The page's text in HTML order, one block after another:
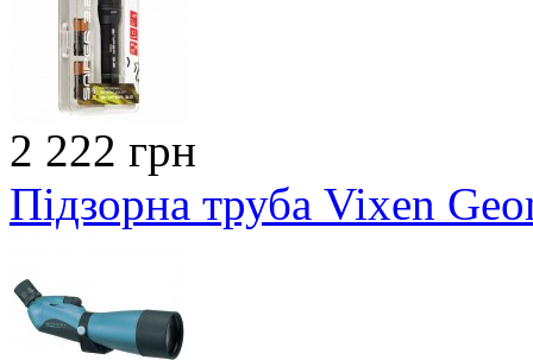
2 222 грн
Підзорна труба Vixen